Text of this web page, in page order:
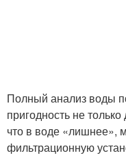
Полный анализ воды
пригодность не
что в воде «лишнее»,
фильтрационную